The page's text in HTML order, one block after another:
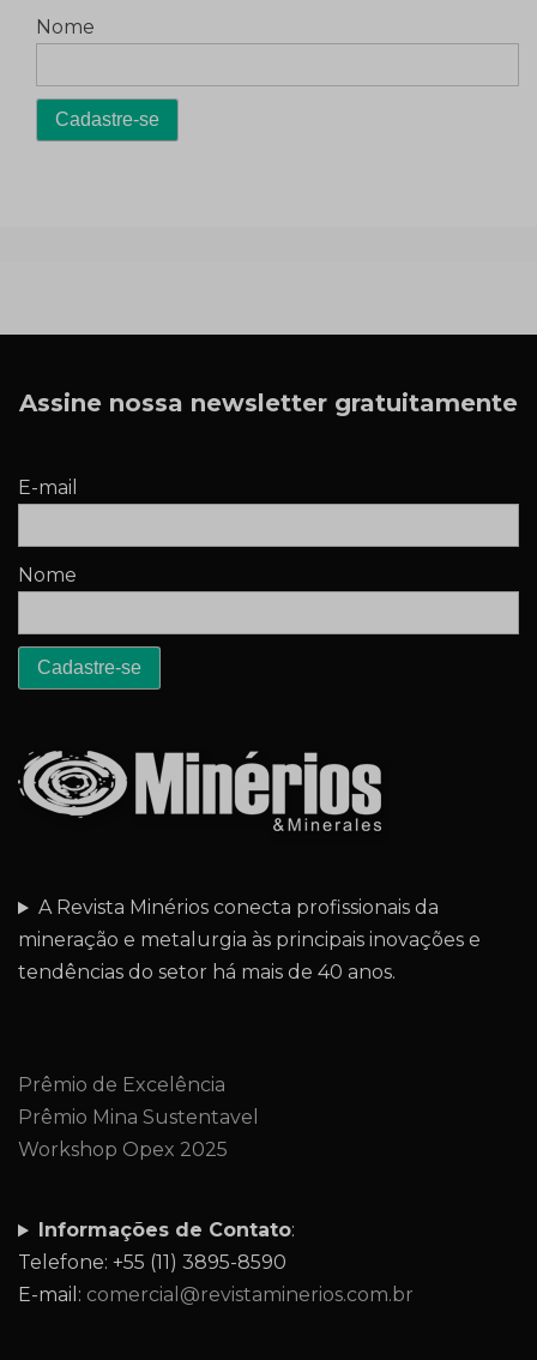
Nome
Assine nossa newsletter gratuitamente
E-mail
Nome
A Revista Minérios conecta profissionais da
mineração e metalurgia às principais inovações e
tendências do setor há mais de 40 anos.
Prêmio de Excelência
Prêmio Mina Sustentavel
Workshop Opex 2025
Informações de Contato:
Telefone: +55 (11) 3895-8590
E-mail: comercial@revistaminerios.com.br